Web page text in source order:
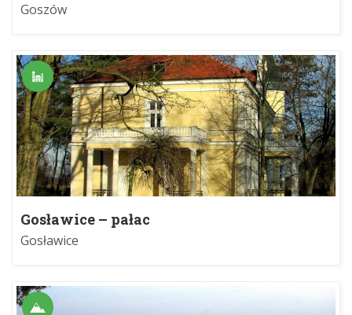
Goszów
Gosławice – pałac
Gosławice